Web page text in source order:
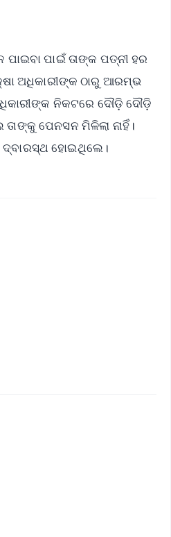
ପାଇଁ ତାଙ୍କ ପତ୍ନୀ ହର
ଅଧିକାରୀଙ୍କ ଠାରୁ ଆରମ୍ଭ
ନିକଟରେ ଦୌଡ଼ି ଦୌଡ଼ି
ପେନସନ ମିଳିଲା ନାହିଁ।
ଦ୍ବାରସ୍ଥ ହୋଇଥିଲେ।